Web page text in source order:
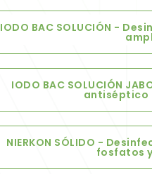
IODO BAC SOLUCIÓN -
IODO BAC SOLUCIÓN
antiséptico
NIERKON SÓLIDO -
fosfatos